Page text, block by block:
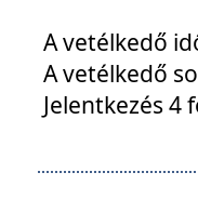
A vetélkedő
A vetélkedő
Jelentkezés 4